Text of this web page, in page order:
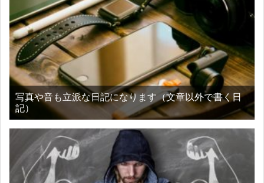
写真や音も立派な日記になります（文章以外で書く日
記）